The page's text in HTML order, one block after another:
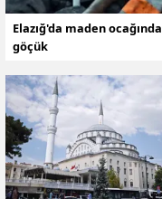
Elazığ'da maden ocağında
göçük